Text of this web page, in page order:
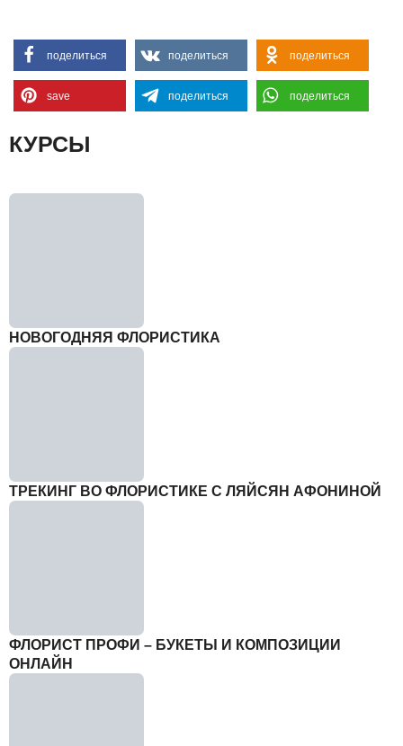
поделиться поделиться поделиться
save поделиться поделиться
КУРСЫ
НОВОГОДНЯЯ ФЛОРИСТИКА
ТРЕКИНГ ВО ФЛОРИСТИКЕ С ЛЯЙСЯН АФОНИНОЙ
ФЛОРИСТ ПРОФИ – БУКЕТЫ И КОМПОЗИЦИИ
ОНЛАЙН